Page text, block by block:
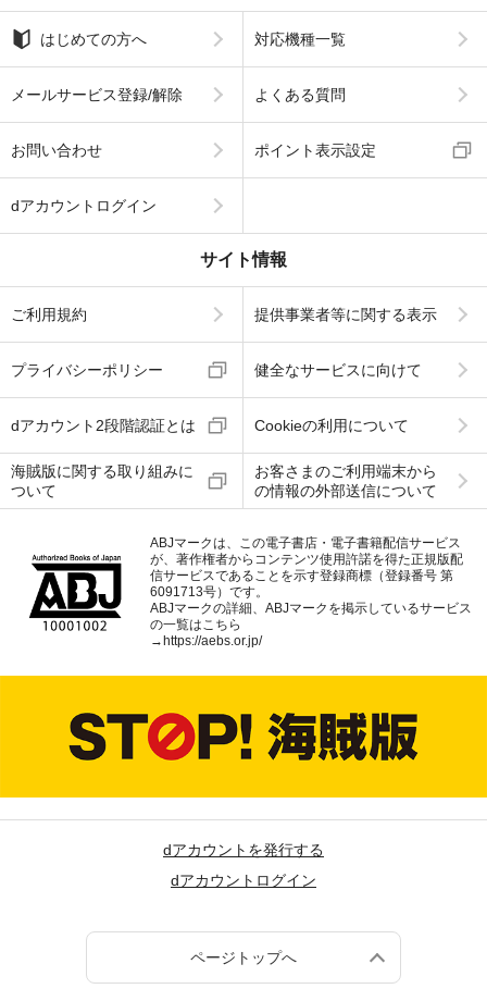
はじめての方へ 対応機種一覧
メールサービス登録/解除 よくある質問
お問い合わせ ポイント表示設定
dアカウントログイン
サイト情報
ご利用規約 提供事業者等に関する表示
プライバシーポリシー 健全なサービスに向けて
dアカウント2段階認証とは Cookieの利用について
海賊版に関する取り組みに
ついて
お客さまのご利用端末から
の情報の外部送信について
ABJマークは、この電子書店・電子書籍配信サービス
が、著作権者からコンテンツ使用許諾を得た正規版配
信サービスであることを示す登録商標（登録番号 第
6091713号）です。
ABJマークの詳細、ABJマークを掲示しているサービス
の一覧はこちら
→ https://aebs.or.jp/
dアカウントを発行する
dアカウントログイン
ページトップへ